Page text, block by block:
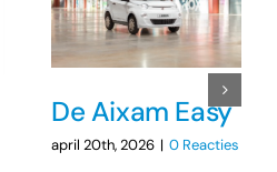
De Aixam Easy
april 20th, 2026 | 0 Reacties